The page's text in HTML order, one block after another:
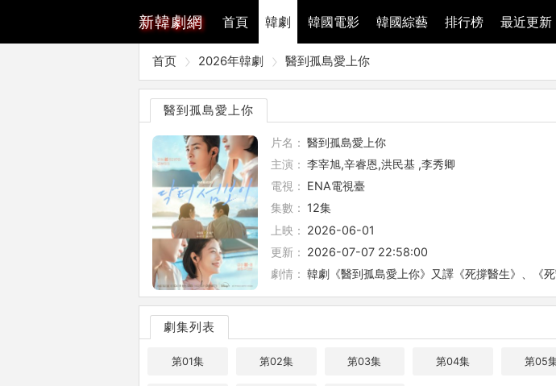
新韓劇網 首頁 韓劇 韓國電影 韓國綜藝 排行榜 最近更新
首页 2026年韓劇 醫到孤島愛上你
醫到孤島愛上你
片名： 醫到孤島愛上你
主演： 李宰旭,辛睿恩,洪民基 ,李秀卿
電視： ENA電視臺
集數： 12集
上映： 2026-06-01
更新： 2026-07-07 22:58:00
劇情： 韓劇《醫到孤島愛上你》又譯《死撐醫生》、《
劇集列表
第01集 第02集 第03集 第04集 第05